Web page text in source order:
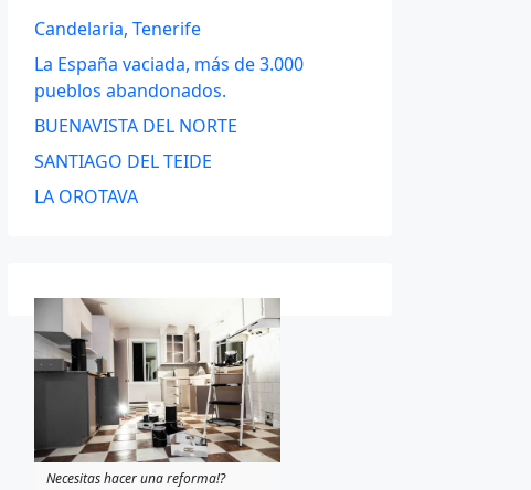
Candelaria, Tenerife
La España vaciada, más de 3.000
pueblos abandonados.
BUENAVISTA DEL NORTE
SANTIAGO DEL TEIDE
LA OROTAVA
Necesitas hacer una reforma!?